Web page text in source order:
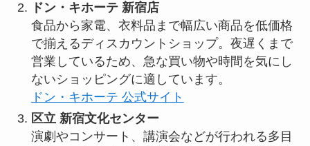
ドン・キホーテ 新宿店
食品から家電、衣料品まで幅広い商品を低価格
で揃えるディスカウントショップ。夜遅くまで
営業しているため、急な買い物や時間を気にし
ないショッピングに適しています。
ドン・キホーテ 公式サイト
区立 新宿文化センター
演劇やコンサート、講演会などが行われる多目